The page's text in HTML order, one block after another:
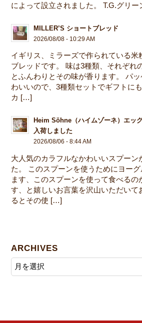
によって設立されました。 T.G.グリ
MILLER’S ショートブレッド
2026/08/08 - 10:29 AM
イギリス、ミラーズで作られている米
ブレッドです。 味は3種類、それぞれ
とふんわりとその味が香ります。 パ
わいいので、3種類セットでギフトに
カ […]
Heim Söhne（ハイムゾーネ）エッ
入荷しました
2026/08/06 - 8:44 AM
大人気のカラフルなかわいいスプーン
た。 このスプーンを使うためにヨー
ます、このスプーンを使って食べるの
す、と嬉しいお言葉を沢山いただいて
るとその使 […]
ARCHIVES